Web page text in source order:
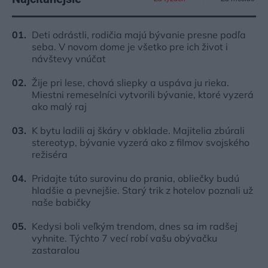
Deti odrástli, rodičia majú bývanie presne podľa
seba. V novom dome je všetko pre ich život i
návštevy vnúčat
Žije pri lese, chová sliepky a uspáva ju rieka.
Miestni remeselníci vytvorili bývanie, ktoré vyzerá
ako malý raj
K bytu ladili aj škáry v obklade. Majitelia zbúrali
stereotyp, bývanie vyzerá ako z filmov svojského
režiséra
Pridajte túto surovinu do prania, obliečky budú
hladšie a pevnejšie. Starý trik z hotelov poznali už
naše babičky
Kedysi boli veľkým trendom, dnes sa im radšej
vyhnite. Týchto 7 vecí robí vašu obývačku
zastaralou